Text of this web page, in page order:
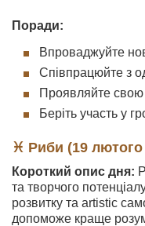
Поради:
Впроваджуйте
Співпрацюйте з
Проявляйте свою
Беріть участь у
♓ Риби (19
Короткий опис дня:
та творчого
розвитку та artistic
допоможе краще